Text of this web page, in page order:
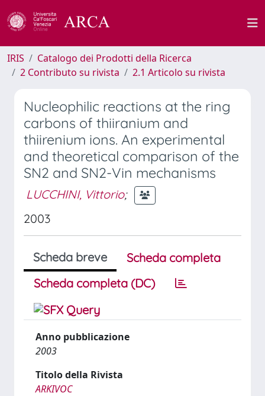
IRIS
Catalogo dei Prodotti della Ricerca
2 Contributo su rivista
2.1 Articolo su rivista
Nucleophilic reactions at the ring
carbons of thiiranium and
thiirenium ions. An experimental
and theoretical comparison of the
SN2 and SN2-Vin mechanisms
LUCCHINI, Vittorio;
2003
Scheda breve
Scheda completa
Scheda completa (DC)
Anno pubblicazione
2003
Titolo della Rivista
ARKIVOC